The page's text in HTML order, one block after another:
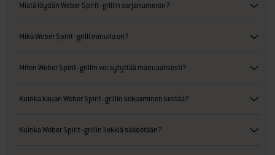
Mistä löydän Weber Spirit -grillin sarjanumeron?
Mikä Weber Spirit -grilli minulla on?
Miten Weber Spirit -grillin voi sytyttää manuaalisesti?
Kuinka kauan Weber Spirit -grillin kokoaminen kestää?
Kuinka Weber Spirit -grillin liekkiä säädetään?